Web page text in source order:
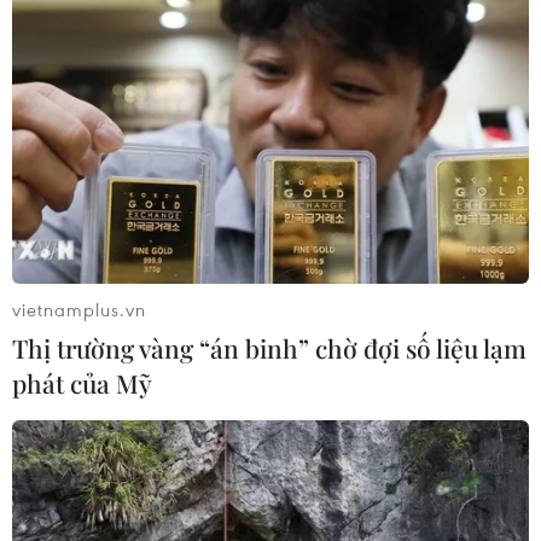
sau 6 ca tử vong liên tiếp
28/07/2026 01:50
Nắng nóng khốc liệt tại Mỹ và Hàn
Quốc đe dọa sức khỏe cộng đồng
27/07/2026 23:07
Số ca nhiễm virus Tây sông Nile gia
tăng khắp châu Âu
26/07/2026 09:18
Số ca mắc sởi tại Mỹ lập đỉnh 30 năm
vietnamplus.vn
Thị trường vàng “án binh” chờ đợi số liệu lạm
phát của Mỹ